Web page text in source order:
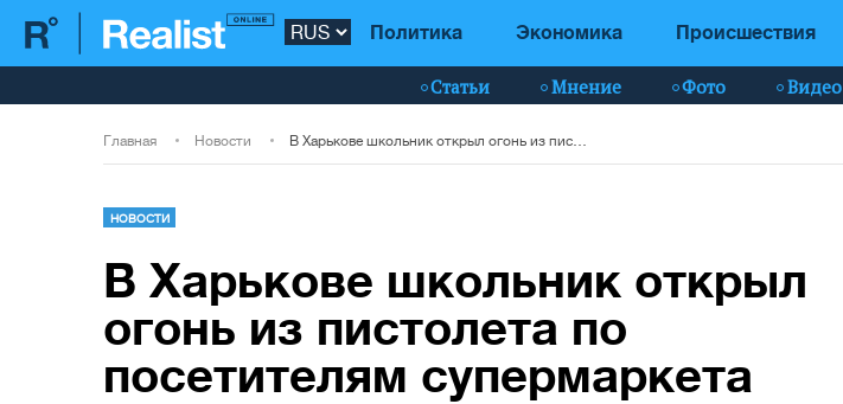
Политика Экономика Происшествия
Статьи Мнение Фото Видео
Главная Новости
НОВОСТИ
В Харькове школьник открыл
огонь из пистолета по
посетителям супермаркета